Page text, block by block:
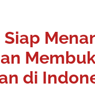
Siap
di